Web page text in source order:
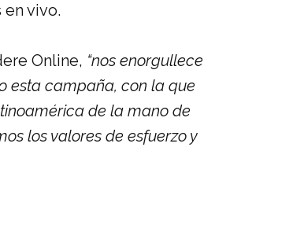
vivo.
Online, “nos enorgullece
esta campaña, con la que
de la mano de
los valores de esfuerzo y